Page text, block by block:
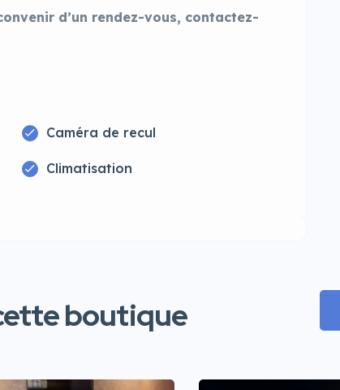
d’un rendez-vous, contactez-
Caméra de recul
Climatisation
boutique